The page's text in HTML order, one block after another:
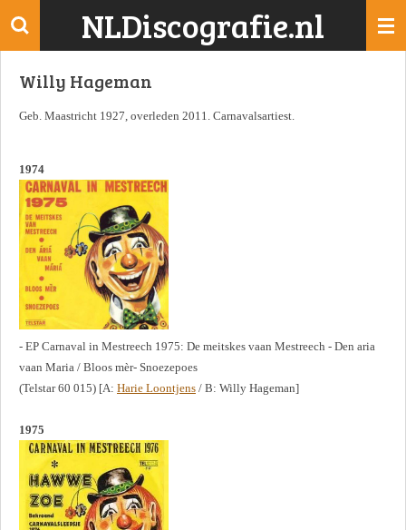
Ga
de
NLDiscografie.nl
Willy Hageman
Geb. Maastricht 1927, overleden 2011. Carnavalsartiest.
1974
- EP Carnaval in Mestreech 1975: De meitskes vaan Mestreech - Den aria
vaan Maria / Bloos mèr- Snoezepoes
(Telstar 60 015) [A: Harie Loontjens / B: Willy Hageman]
1975